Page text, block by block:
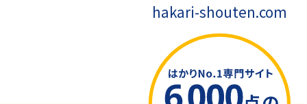
hakari-shouten.com